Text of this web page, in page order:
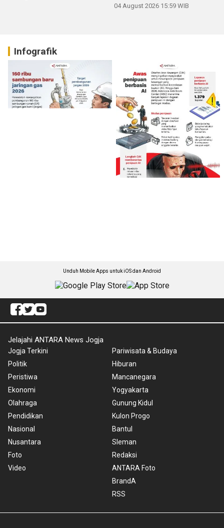
04 August 2026 15:59 WIB
Infografik
Unduh Mobile Apps untuk iOS dan Android
Jelajahi ANTARA News Jogja
Jogja Terkini
Politik
Peristiwa
Ekonomi
Olahraga
Pendidikan
Nasional
Nusantara
Foto
Video
Pariwisata & Budaya
Hiburan
Mancanegara
Yogyakarta
Gunung Kidul
Kulon Progo
Bantul
Sleman
Redaksi
ANTARA Foto
BrandA
RSS